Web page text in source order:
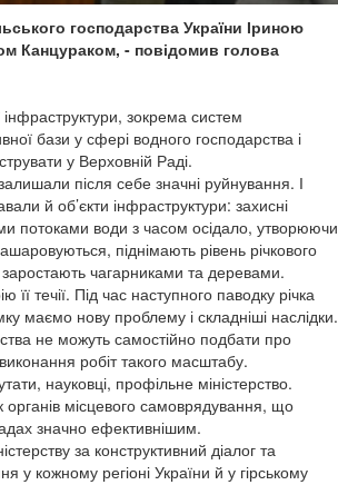
господарства України Іриною
Канцураком, - повідомив голова
інфраструктури, зокрема систем
бази у сфері водного господарства і
у Верховній Раді.
після себе значні руйнування. І
й об’єкти інфраструктури: захисні
потоками води з часом осідало, утворюючи
піднімають рівень річкового
чагарниками та деревами.
течії. Під час наступного паводку річка
маємо нову проблему і складніші наслідки.
не можуть самостійно подбати про
робіт такого масштабу.
науковці, профільне міністерство.
органів місцевого самоврядування, що
значно ефективнішим.
за конструктивний діалог та
у кожному регіоні України й у гірському